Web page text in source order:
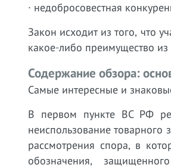
· недобросовестная
Закон исходит из того, что
какое-либо преимущество
Содержание обзора:
Самые интересные и
В первом пункте ВС РФ
неиспользование товарного
рассмотрения спора, в
обозначения,